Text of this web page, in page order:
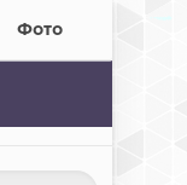
Фото